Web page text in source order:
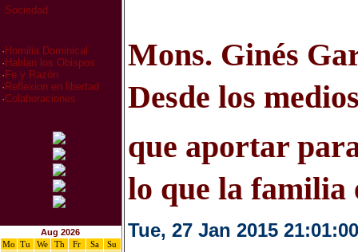
Sociedad
· Homilia Dominical
· Hablan los Obispos
· Fe y Razón
· Reflexion en libertad
·Colaboraciones
Aug 2026
Mo
Tu We Th Fr Sa
Su
Mons. Ginés
Desde los
que aportar
lo que la familia
Tue, 27 Jan 2015 21:01:00